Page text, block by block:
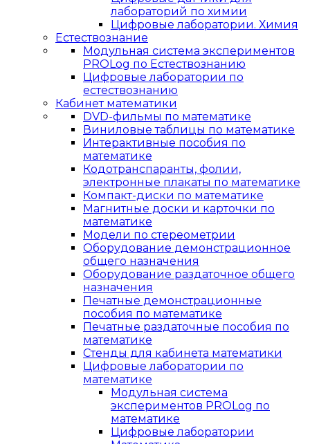
лабораторий по химии
Цифровые лаборатории. Химия
Естествознание
Модульная система экспериментов
PROLog по Естествознанию
Цифровые лаборатории по
естествознанию
Кабинет математики
DVD-фильмы по математике
Виниловые таблицы по математике
Интерактивные пособия по
математике
Кодотранспаранты, фолии,
электронные плакаты по математике
Компакт-диски по математике
Магнитные доски и карточки по
математике
Модели по стереометрии
Оборудование демонстрационное
общего назначения
Оборудование раздаточное общего
назначения
Печатные демонстрационные
пособия по математике
Печатные раздаточные пособия по
математике
Стенды для кабинета математики
Цифровые лаборатории по
математике
Модульная система
экспериментов PROLog по
математике
Цифровые лаборатории